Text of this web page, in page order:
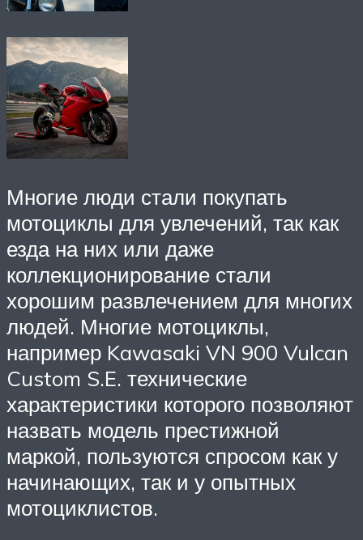
Многие люди стали покупать
мотоциклы для увлечений, так как
езда на них или даже
коллекционирование стали
хорошим развлечением для многих
людей. Многие мотоциклы,
например Kawasaki VN 900 Vulcan
Custom S.E. технические
характеристики которого позволяют
назвать модель престижной
маркой, пользуются спросом как у
начинающих, так и у опытных
мотоциклистов.